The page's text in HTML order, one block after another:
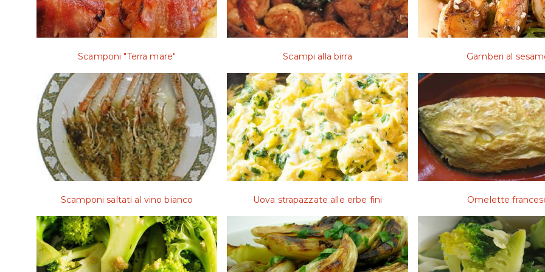
Scamponi "Terra mare" Scampi alla birra Gamberi al
Scamponi saltati al vino bianco Uova strapazzate alle erbe fini Omelette